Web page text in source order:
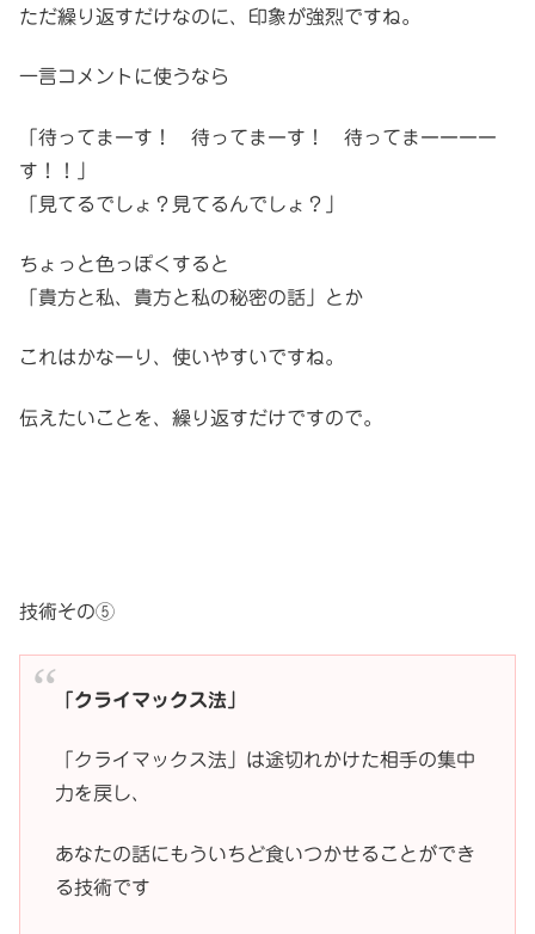
ただ繰り返すだけなのに、印象が強烈ですね。
一言コメントに使うなら
「待ってまーす！ 待ってまーす！ 待ってまーーーー
す！！」
「見てるでしょ？見てるんでしょ？」
ちょっと色っぽくすると
「貴方と私、貴方と私の秘密の話」とか
これはかなーり、使いやすいですね。
伝えたいことを、繰り返すだけですので。
技術その⑤
「クライマックス法」
「クライマックス法」は途切れかけた相手の集中
力を戻し、
あなたの話にもういちど食いつかせることができ
る技術です